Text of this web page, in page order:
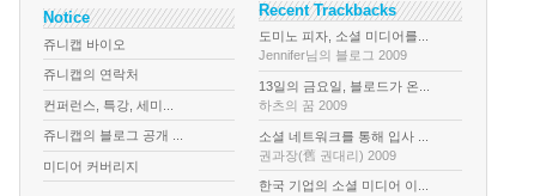
Notice
쥬니캡 바이오
쥬니캡의 연락처
컨퍼런스, 특강, 세미...
쥬니캡의 블로그 공개 ...
미디어 커버리지
Recent Trackbacks
도미노 피자, 소셜 미디어를...
Jennifer님의 블로그 2009
13일의 금요일, 블로드가 온...
하츠의 꿈 2009
소셜 네트워크를 통해 입사 ...
권과장(舊 권대리) 2009
한국 기업의 소셜 미디어 이...